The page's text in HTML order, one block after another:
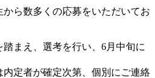
ら数多くの応募をいただいてお
まえ、選考を行い、6月中旬に
定者が確定次第、個別にご連絡